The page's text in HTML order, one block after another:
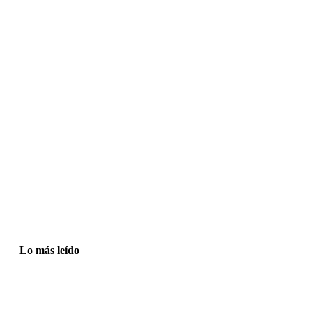
Lo más leído